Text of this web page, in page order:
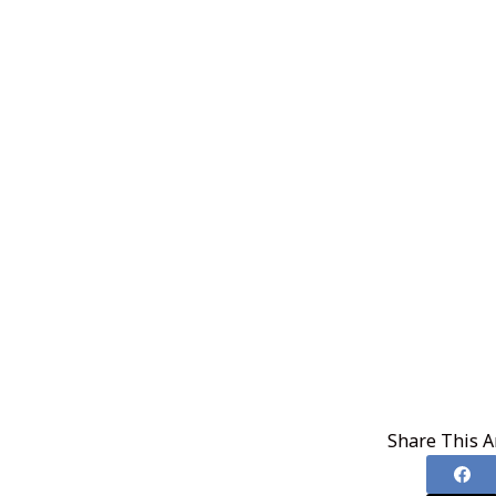
Share This